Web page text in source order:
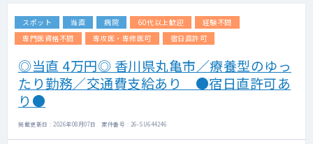
スポット 当直 病院 60代以上歓迎
経験不問
専門医資格不問
専攻医・専修医可 宿日直許可
◎当直 4万円◎ 香川県丸亀市／療養型のゆっ
たり勤務／交通費支給あり ●宿日直許可あ
り●
掲載更新日 : 2026年08月07日 案件番号 : 26-SU644246